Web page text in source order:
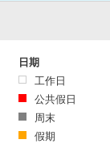
日期
工作日
公共假日
周末
假期